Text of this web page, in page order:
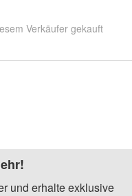
Verkäufer gekauft
und erhalte exklusive